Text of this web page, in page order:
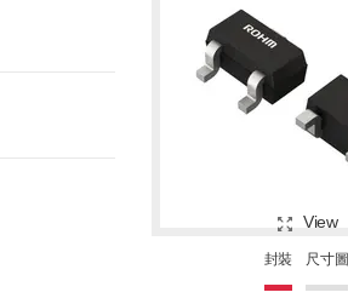
View
封裝 尺寸圖